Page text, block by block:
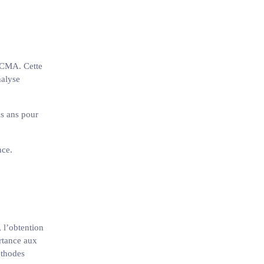
Cette
ans pour
l’obtention
aux